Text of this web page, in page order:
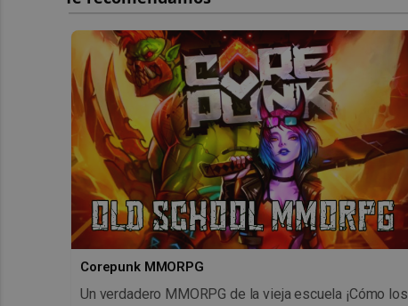
Corepunk MMORPG
Un verdadero MMORPG de la vieja escuela ¡Cómo los